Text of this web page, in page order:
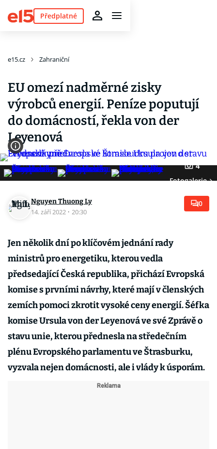
Předplatné
e15.cz Zahraniční
EU omezí nadměrné zisky
výrobců energií. Peníze poputují
do domácností, řekla von der
Leyenová
4
Fotogalerie
Nguyen Thuong Ly
14. září 2022 · 20:30
0
Jen několik dní po klíčovém jednání rady
ministrů pro energetiku, kterou vedla
předsedající Česká republika, přichází Evropská
komise s prvními návrhy, které mají v členských
zemích pomoci zkrotit vysoké ceny energií. Šéfka
komise Ursula von der Leyenová ve své Zprávě o
stavu unie, kterou přednesla na středečním
plénu Evropského parlamentu ve Štrasburku,
vyzvala nejen domácnosti, ale i vlády k úsporám.